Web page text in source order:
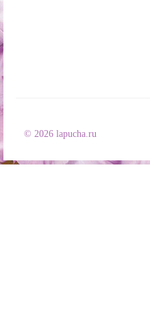
© 2026 lapucha.ru